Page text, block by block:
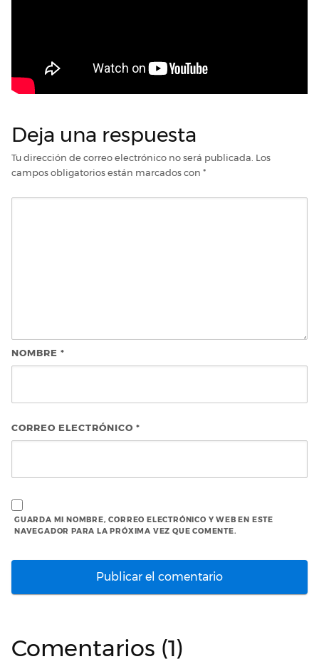
Deja una respuesta
Tu dirección de correo electrónico no será publicada. Los
campos obligatorios están marcados con *
NOMBRE *
CORREO ELECTRÓNICO *
GUARDA MI NOMBRE, CORREO ELECTRÓNICO Y WEB EN ESTE
NAVEGADOR PARA LA PRÓXIMA VEZ QUE COMENTE.
Comentarios (1)